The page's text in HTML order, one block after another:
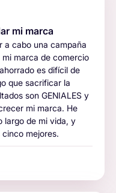
mi marca
a cabo una campaña
marca de comercio
es difícil de
que sacrificar la
son GENIALES y
mi marca. He
largo de mi vida, y
cinco mejores.